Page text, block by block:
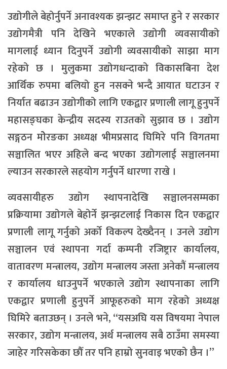
उद्योगीले बेहोर्नुपर्ने अनावश्यक झन्झट समाप्त हुने र सरकार
उद्योगमैत्री पनि देखिने भएकाले उद्योगी व्यवसायीको
मागलाई ध्यान दिनुपर्ने उद्योगी व्यवसायीको साझा माग
रहेको छ । मुलुकमा उद्योगधन्दाको विकासबिना देश
आर्थिक रुपमा बलियो हुन नसक्ने भन्दै आयात घटाउन र
निर्यात बढाउन उद्योगीको लागि एकद्वार प्रणाली लागू हुनुपर्ने
महासङ्घका केन्द्रीय सदस्य राउतको सुझाव छ । उद्योग
सङ्गठन मोेरङका अध्यक्ष भीमप्रसाद घिमिरे पनि विगतमा
सञ्चालित भएर अहिले बन्द भएका उद्योगलाई सञ्चालनमा
ल्याउन सरकारले सहयोग गर्नुपर्ने धारणा राखे ।
व्यवसायीहरु उद्योग स्थापनादेखि सञ्चालनसम्मका
प्रक्रियामा उद्योगले बेहोर्ने झन्झटलाई निकास दिन एकद्वार
प्रणाली लागू गर्नुको अर्को विकल्प देख्दैनन् । उनले उद्योग
सञ्चालन एवं स्थापना गर्दा कम्पनी रजिष्ट्रार कार्यालय,
वातावरण मन्त्रालय, उद्योग मन्त्रालय जस्ता अनेकौं मन्त्रालय
र कार्यालय धाउनुपर्ने भएकाले उद्योग स्थापनाका लागि
एकद्वार प्रणाली हुनुपर्ने आफूहरुको माग रहेको अध्यक्ष
घिमिरे बताउछन् । उनले भने, ‘‘यसअघि यस विषयमा नेपाल
सरकार, उद्योग मन्त्रालय, अर्थ मन्त्रालय सबै ठाउँमा समस्या
जाहेर गरिसकेका छौँ तर पनि हाम्रो सुनवाइ भएको छैन ।’’